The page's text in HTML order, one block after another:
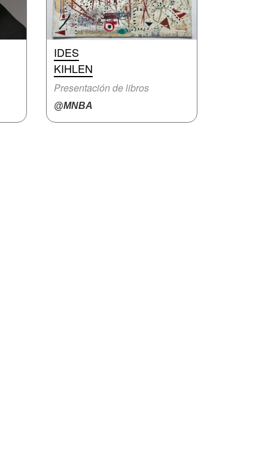
IDES
KIHLEN
Presentación de libros
@MNBA